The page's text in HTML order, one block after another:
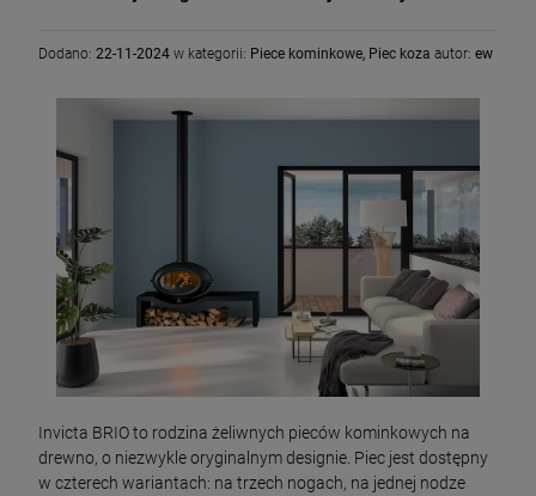
Dodano: 22-11-2024 w kategorii: Piece kominkowe, Piec koza autor: ew
Invicta BRIO to rodzina żeliwnych pieców kominkowych na
drewno, o niezwykle oryginalnym designie. Piec jest dostępny
w czterech wariantach: na trzech nogach, na jednej nodze